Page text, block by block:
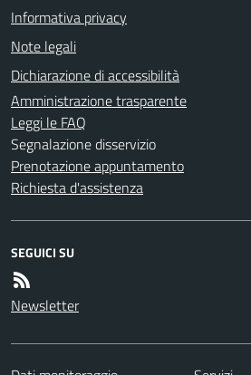
Informativa privacy
Note legali
Dichiarazione di accessibilità
Amministrazione trasparente
Leggi le FAQ
Segnalazione disservizio
Prenotazione appuntamento
Richiesta d'assistenza
SEGUICI SU
Newsletter